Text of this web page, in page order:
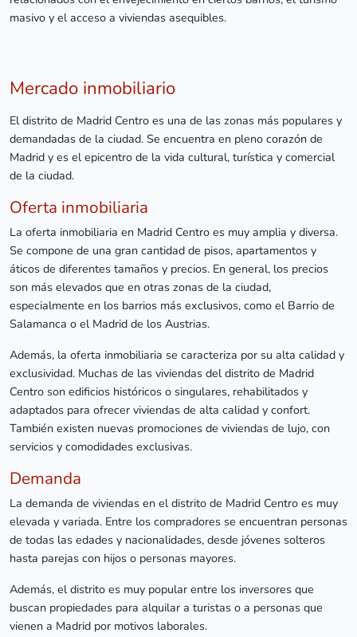
masivo y el acceso a viviendas asequibles.
Mercado inmobiliario
El distrito de Madrid Centro es una de las zonas más populares y
demandadas de la ciudad. Se encuentra en pleno corazón de
Madrid y es el epicentro de la vida cultural, turística y comercial
de la ciudad.
Oferta inmobiliaria
La oferta inmobiliaria en Madrid Centro es muy amplia y diversa.
Se compone de una gran cantidad de pisos, apartamentos y
áticos de diferentes tamaños y precios. En general, los precios
son más elevados que en otras zonas de la ciudad,
especialmente en los barrios más exclusivos, como el Barrio de
Salamanca o el Madrid de los Austrias.
Además, la oferta inmobiliaria se caracteriza por su alta calidad y
exclusividad. Muchas de las viviendas del distrito de Madrid
Centro son edificios históricos o singulares, rehabilitados y
adaptados para ofrecer viviendas de alta calidad y confort.
También existen nuevas promociones de viviendas de lujo, con
servicios y comodidades exclusivas.
Demanda
La demanda de viviendas en el distrito de Madrid Centro es muy
elevada y variada. Entre los compradores se encuentran personas
de todas las edades y nacionalidades, desde jóvenes solteros
hasta parejas con hijos o personas mayores.
Además, el distrito es muy popular entre los inversores que
buscan propiedades para alquilar a turistas o a personas que
vienen a Madrid por motivos laborales.